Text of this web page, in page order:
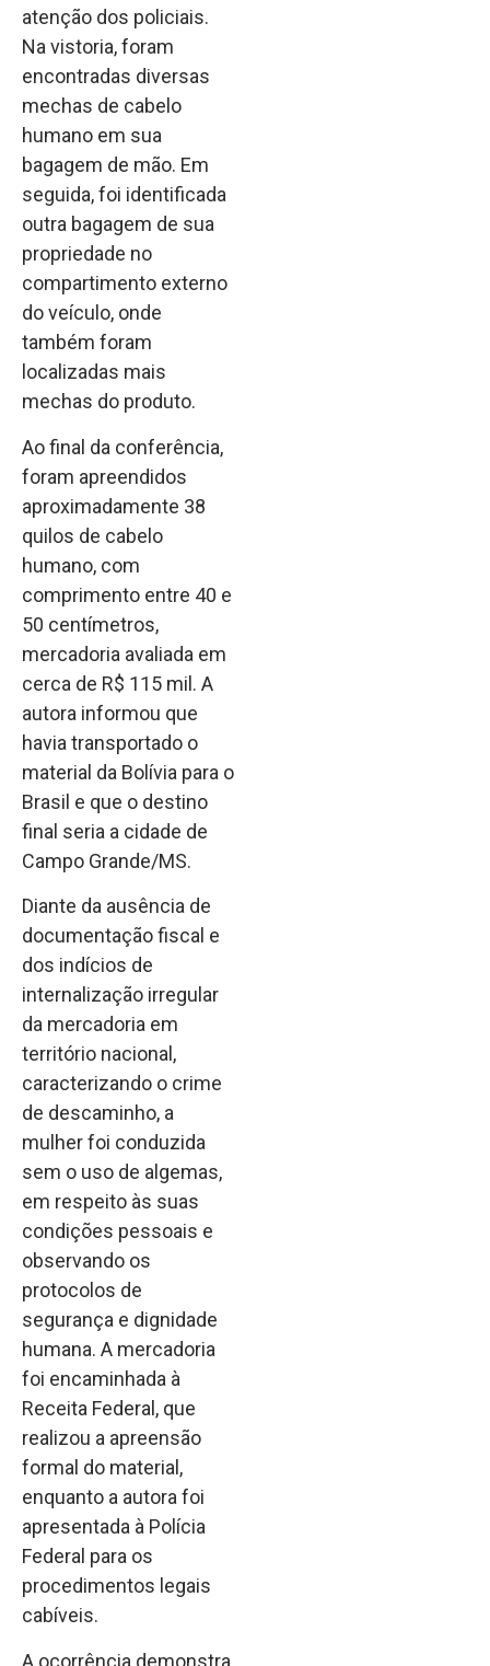
atenção dos policiais.
Na vistoria, foram
encontradas diversas
mechas de cabelo
humano em sua
bagagem de mão. Em
seguida, foi identificada
outra bagagem de sua
propriedade no
compartimento externo
do veículo, onde
também foram
localizadas mais
mechas do produto.
Ao final da conferência,
foram apreendidos
aproximadamente 38
quilos de cabelo
humano, com
comprimento entre 40 e
50 centímetros,
mercadoria avaliada em
cerca de R$ 115 mil. A
autora informou que
havia transportado o
material da Bolívia para o
Brasil e que o destino
final seria a cidade de
Campo Grande/MS.
Diante da ausência de
documentação fiscal e
dos indícios de
internalização irregular
da mercadoria em
território nacional,
caracterizando o crime
de descaminho, a
mulher foi conduzida
sem o uso de algemas,
em respeito às suas
condições pessoais e
observando os
protocolos de
segurança e dignidade
humana. A mercadoria
foi encaminhada à
Receita Federal, que
realizou a apreensão
formal do material,
enquanto a autora foi
apresentada à Polícia
Federal para os
procedimentos legais
cabíveis.
A ocorrência demonstra